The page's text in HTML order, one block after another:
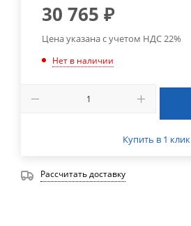
30 765 ₽
Цена указана с учетом НДС 22%
Нет в наличии
Купить в 1 клик
Рассчитать доставку